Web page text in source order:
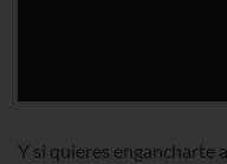
Y si quieres engancharte